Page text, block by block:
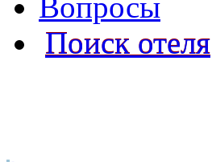
Поиск отеля